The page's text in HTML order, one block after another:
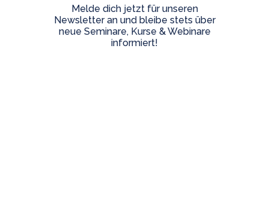
Melde dich jetzt für unseren
Newsletter an und bleibe stets über
neue Seminare, Kurse & Webinare
informiert!